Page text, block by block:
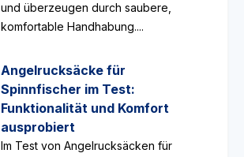
und überzeugen durch saubere,
komfortable Handhabung....
Angelrucksäcke für
Spinnfischer im Test:
Funktionalität und Komfort
ausprobiert
Im Test von Angelrucksäcken für